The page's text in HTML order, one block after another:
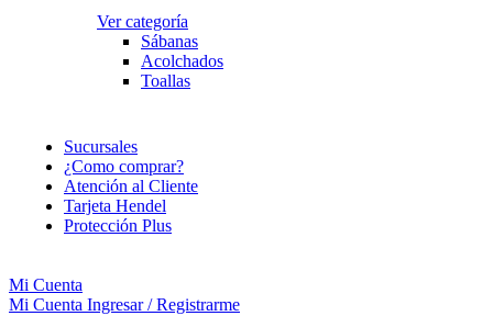
Ver categoría
Sábanas
Acolchados
Toallas
Sucursales
¿Como comprar?
Atención al Cliente
Tarjeta Hendel
Protección Plus
Mi Cuenta
Mi Cuenta Ingresar / Registrarme